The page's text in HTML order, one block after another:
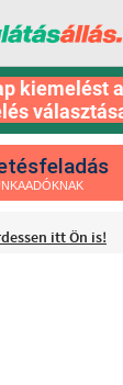
kiemelést
itt Ön is!